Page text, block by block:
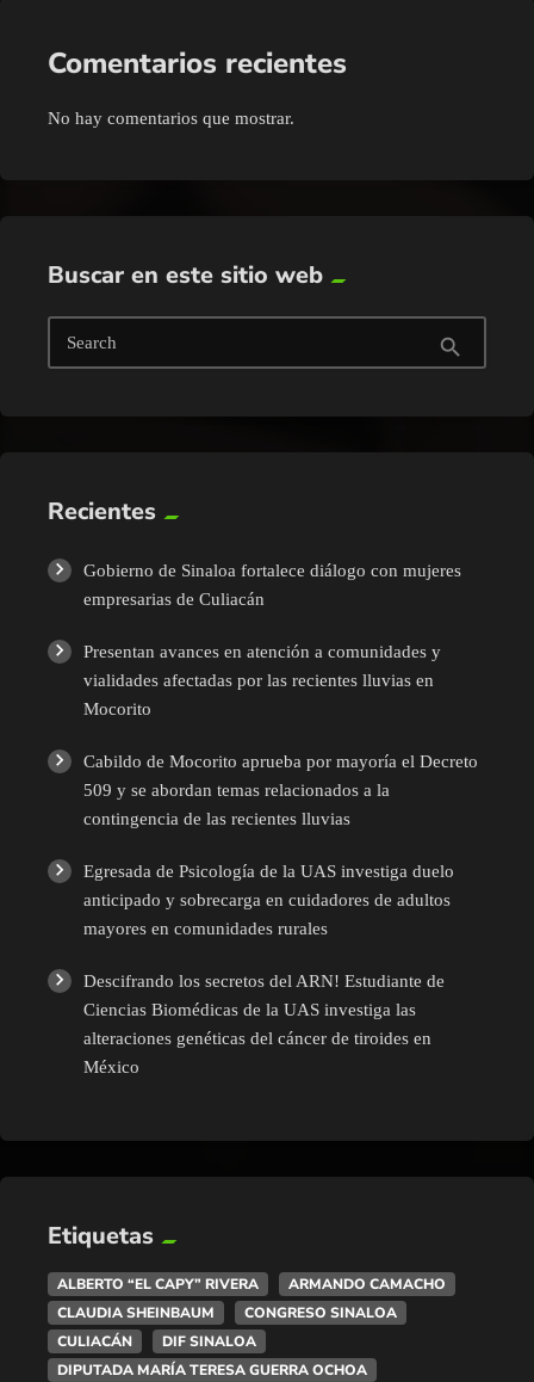
Comentarios recientes
No hay comentarios que mostrar.
Buscar en este sitio web
Search search
Recientes
Gobierno de Sinaloa fortalece diálogo con mujeres
empresarias de Culiacán
Presentan avances en atención a comunidades y
vialidades afectadas por las recientes lluvias en
Mocorito
Cabildo de Mocorito aprueba por mayoría el Decreto
509 y se abordan temas relacionados a la
contingencia de las recientes lluvias
Egresada de Psicología de la UAS investiga duelo
anticipado y sobrecarga en cuidadores de adultos
mayores en comunidades rurales
Descifrando los secretos del ARN! Estudiante de
Ciencias Biomédicas de la UAS investiga las
alteraciones genéticas del cáncer de tiroides en
México
Etiquetas
ALBERTO “EL CAPY” RIVERA
ARMANDO CAMACHO
CLAUDIA SHEINBAUM
CONGRESO SINALOA
CULIACÁN
DIF SINALOA
DIPUTADA MARÍA TERESA GUERRA OCHOA